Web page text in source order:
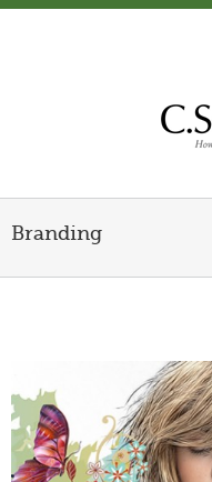
Branding